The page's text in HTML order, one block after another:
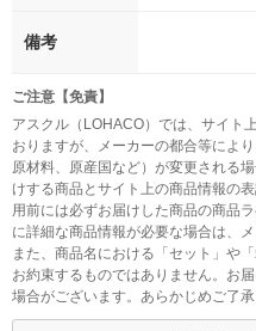
備考
ご注意【免責】
アスクル（LOHACO）では、サイト
おりますが、メーカーの都合等によ
原材料、原産国など）が変更される
けする商品とサイト上の商品情報の
用前には必ずお届けした商品の商品
に詳細な商品情報が必要な場合は、
また、商品名における「セット」や
お約束するものではありません。お
場合がございます。あらかじめご了承